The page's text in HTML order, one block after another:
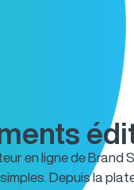
en ligne de
Depuis la